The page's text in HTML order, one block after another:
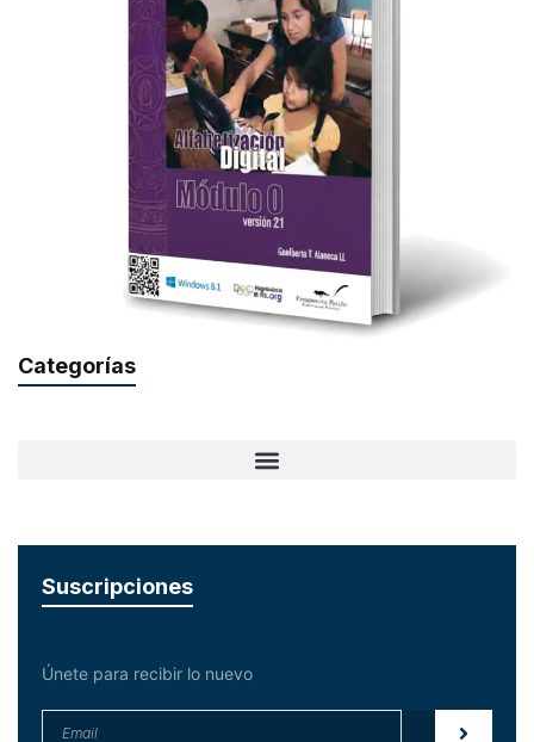
Categorías
Suscripciones
Únete para recibir lo nuevo